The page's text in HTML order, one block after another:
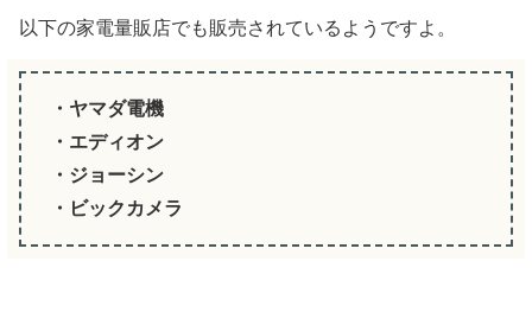
以下の家電量販店でも販売されているようですよ。
・ヤマダ電機
・エディオン
・ジョーシン
・ビックカメラ